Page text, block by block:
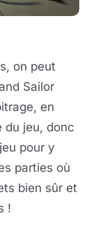
on peut
Sailor
en
du jeu, donc
pour y
parties où
bien sûr et
!